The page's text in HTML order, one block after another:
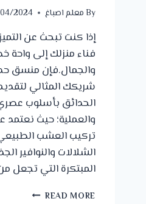
Byمعلم اصباغ 2024
إذا كنت تبحث عن
فناء منزلك إلى واحة
والجمال.فإن منسق
شريكك المثالي
الحدائق بأسلوب
والعملية؛ حيث
تركيب العشب
الشلالات والنوافير
المبتكرة التي تجعل
READ MOREمنسق